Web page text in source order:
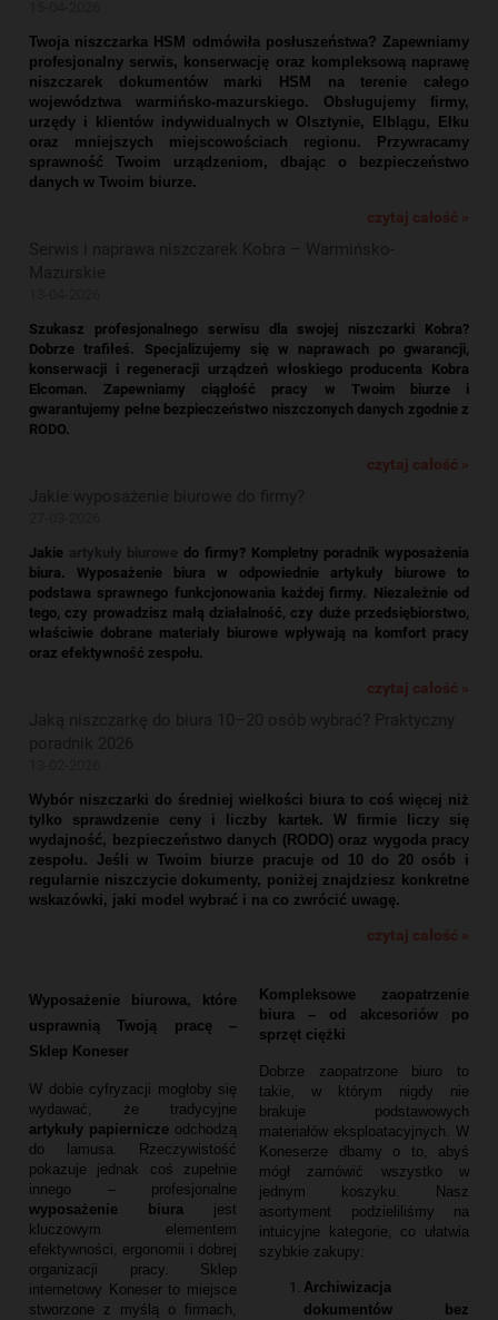
Twoja niszczarka HSM odmówiła posłuszeństwa? Zapewniamy
profesjonalny serwis, konserwację oraz kompleksową naprawę
niszczarek dokumentów marki HSM na terenie całego
województwa warmińsko-mazurskiego. Obsługujemy firmy,
urzędy i klientów indywidualnych w Olsztynie, Elblągu, Ełku
oraz mniejszych miejscowościach regionu. Przywracamy
sprawność Twoim urządzeniom, dbając o bezpieczeństwo
danych w Twoim biurze.
czytaj całość »
Serwis i naprawa niszczarek Kobra – Warmińsko-
Mazurskie
Szukasz profesjonalnego serwisu dla swojej niszczarki Kobra?
Dobrze trafiłeś. Specjalizujemy się w naprawach po gwarancji,
konserwacji i regeneracji urządzeń włoskiego producenta Kobra
Elcoman. Zapewniamy ciągłość pracy w Twoim biurze i
gwarantujemy pełne bezpieczeństwo niszczonych danych zgodnie z
RODO.
czytaj całość »
Jakie wyposażenie biurowe do firmy?
Jakie artykuły biurowe do firmy? Kompletny poradnik wyposażenia
biura. Wyposażenie biura w odpowiednie artykuły biurowe to
podstawa sprawnego funkcjonowania każdej firmy. Niezależnie od
tego, czy prowadzisz małą działalność, czy duże przedsiębiorstwo,
właściwie dobrane materiały biurowe wpływają na komfort pracy
oraz efektywność zespołu.
czytaj całość »
Jaką niszczarkę do biura 10–20 osób wybrać? Praktyczny
poradnik 2026
Wybór niszczarki do średniej wielkości biura to coś więcej niż
tylko sprawdzenie ceny i liczby kartek. W firmie liczy się
wydajność, bezpieczeństwo danych (RODO) oraz wygoda pracy
zespołu. Jeśli w Twoim biurze pracuje od 10 do 20 osób i
regularnie niszczycie dokumenty, poniżej znajdziesz konkretne
wskazówki, jaki model wybrać i na co zwrócić uwagę.
czytaj całość »
Wyposażenie biurowa, które
usprawnią Twoją pracę –
Sklep Koneser
W dobie cyfryzacji mogłoby się
wydawać,
że tradycyjne
artykuły papiernicze odchodzą
do lamusa. Rzeczywistość
pokazuje jednak coś zupełnie
innego – profesjonalne
wyposażenie biura jest
kluczowym elementem
efektywności, ergonomii i dobrej
organizacji pracy. Sklep
internetowy Koneser to miejsce
stworzone z myślą o firmach,
Kompleksowe zaopatrzenie
biura – od akcesoriów po
sprzęt ciężki
Dobrze zaopatrzone biuro to
takie,
w którym nigdy nie
brakuje podstawowych
materiałów eksploatacyjnych.
W
Koneserze dbamy o to,
abyś
mógł zamówić wszystko w
jednym koszyku.
Nasz
asortyment podzieliliśmy na
intuicyjne kategorie,
co ułatwia
szybkie zakupy:
Archiwizacja
dokumentów bez